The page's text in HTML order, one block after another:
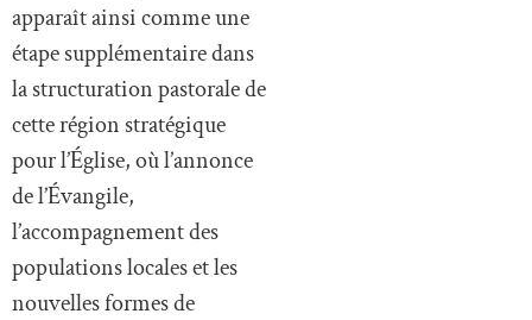
apparaît ainsi comme une
étape supplémentaire dans
la structuration pastorale de
cette région stratégique
pour l’Église, où l’annonce
de l’Évangile,
l’accompagnement des
populations locales et les
nouvelles formes de